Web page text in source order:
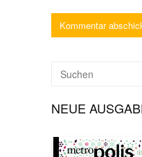
NEUE